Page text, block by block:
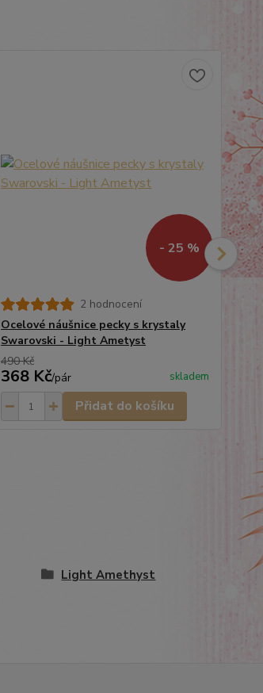
- 25 %
2 hodnocení
Ocelové náušnice pecky s krystaly
Swarovski - Light Ametyst
490 Kč
368 Kč/pár skladem
Přidat do košíku
Light Amethyst